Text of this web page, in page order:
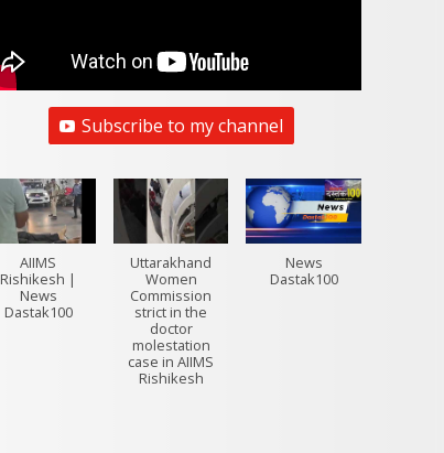
Subscribe to my channel
AIIMS
Rishikesh |
News
Dastak100
Uttarakhand
Women
Commission
strict in the
doctor
molestation
case in AIIMS
Rishikesh
News
Dastak100